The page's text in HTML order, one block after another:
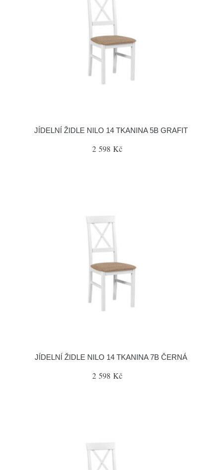
JÍDELNÍ ŽIDLE NILO 14 TKANINA 5B GRAFIT
2 598 Kč
JÍDELNÍ ŽIDLE NILO 14 TKANINA 7B ČERNÁ
2 598 Kč